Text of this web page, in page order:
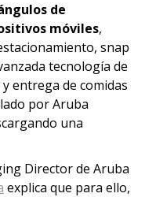
de
móviles,
snap
tecnología de
entrega de comidas
por Aruba
una
Director de Aruba
explica que para ello,